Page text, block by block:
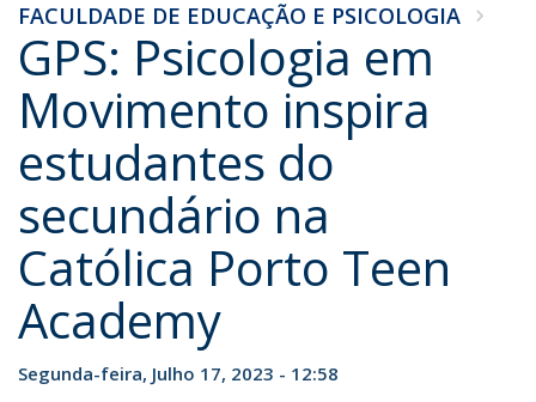
FACULDADE DE EDUCAÇÃO E PSICOLOGIA
GPS: Psicologia em
Movimento inspira
estudantes do
secundário na
Católica Porto Teen
Academy
Segunda-feira, Julho 17, 2023 - 12:58